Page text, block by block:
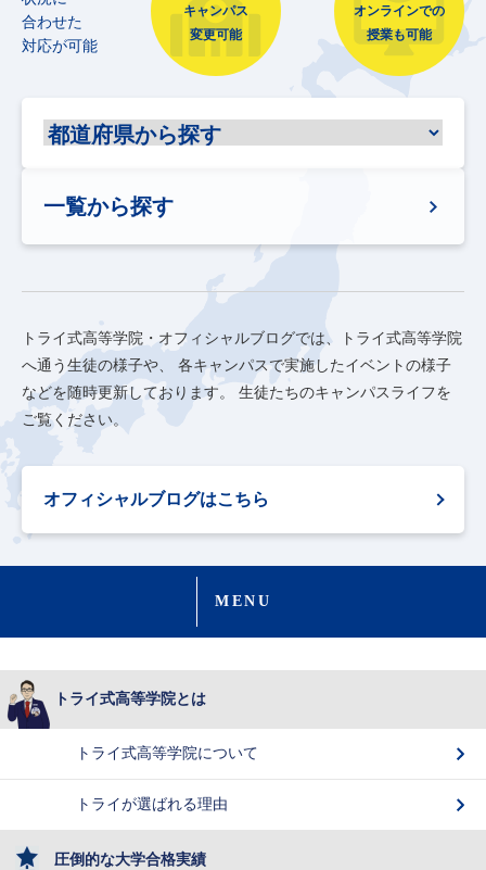
合わせた
対応が可能
キャンパス
変更可能
オンラインでの
授業も可能
一覧から探す
トライ式高等学院・オフィシャルブログでは、トライ式高等学院
へ通う生徒の様子や、
各キャンパスで実施したイベントの様子
などを随時更新しております。
生徒たちのキャンパスライフを
ご覧ください。
オフィシャルブログはこちら
MENU
トライ式高等学院とは
トライ式高等学院について
トライが選ばれる理由
圧倒的な大学合格実績